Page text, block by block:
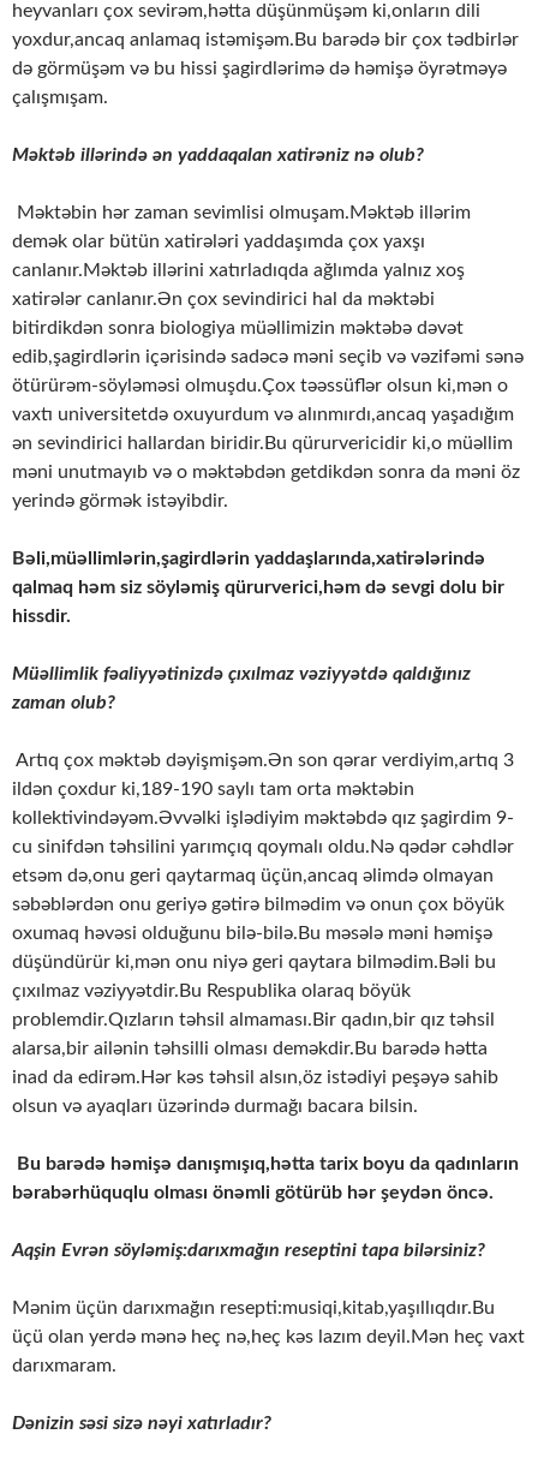
heyvanları çox sevirəm,hətta düşünmüşəm ki,onların dili
yoxdur,ancaq anlamaq istəmişəm.Bu barədə bir çox tədbirlər
də görmüşəm və bu hissi şagirdlərimə də həmişə öyrətməyə
çalışmışam.
Məktəb illərində ən yaddaqalan xatirəniz nə olub?
Məktəbin hər zaman sevimlisi olmuşam.Məktəb illərim
demək olar bütün xatirələri yaddaşımda çox yaxşı
canlanır.Məktəb illərini xatırladıqda ağlımda yalnız xoş
xatirələr canlanır.Ən çox sevindirici hal da məktəbi
bitirdikdən sonra biologiya müəllimizin məktəbə dəvət
edib,şagirdlərin içərisində sadəcə məni seçib və vəzifəmi sənə
ötürürəm-söyləməsi olmuşdu.Çox təəssüflər olsun ki,mən o
vaxtı universitetdə oxuyurdum və alınmırdı,ancaq yaşadığım
ən sevindirici hallardan biridir.Bu qürurvericidir ki,o müəllim
məni unutmayıb və o məktəbdən getdikdən sonra da məni öz
yerində görmək istəyibdir.
Bəli,müəllimlərin,şagirdlərin yaddaşlarında,xatirələrində
qalmaq həm siz söyləmiş qürurverici,həm də sevgi dolu bir
hissdir.
Müəllimlik fəaliyyətinizdə çıxılmaz vəziyyətdə qaldığınız
zaman olub?
Artıq çox məktəb dəyişmişəm.Ən son qərar verdiyim,artıq 3
ildən çoxdur ki,189-190 saylı tam orta məktəbin
kollektivindəyəm.Əvvəlki işlədiyim məktəbdə qız şagirdim 9-
cu sinifdən təhsilini yarımçıq qoymalı oldu.Nə qədər cəhdlər
etsəm də,onu geri qaytarmaq üçün,ancaq əlimdə olmayan
səbəblərdən onu geriyə gətirə bilmədim və onun çox böyük
oxumaq həvəsi olduğunu bilə-bilə.Bu məsələ məni həmişə
düşündürür ki,mən onu niyə geri qaytara bilmədim.Bəli bu
çıxılmaz vəziyyətdir.Bu Respublika olaraq böyük
problemdir.Qızların təhsil almaması.Bir qadın,bir qız təhsil
alarsa,bir ailənin təhsilli olması deməkdir.Bu barədə hətta
inad da edirəm.Hər kəs təhsil alsın,öz istədiyi peşəyə sahib
olsun və ayaqları üzərində durmağı bacara bilsin.
Bu barədə həmişə danışmışıq,hətta tarix boyu da qadınların
bərabərhüquqlu olması önəmli götürüb hər şeydən öncə.
Aqşin Evrən söyləmiş:darıxmağın reseptini tapa bilərsiniz?
Mənim üçün darıxmağın resepti:musiqi,kitab,yaşıllıqdır.Bu
üçü olan yerdə mənə heç nə,heç kəs lazım deyil.Mən heç vaxt
darıxmaram.
Dənizin səsi sizə nəyi xatırladır?